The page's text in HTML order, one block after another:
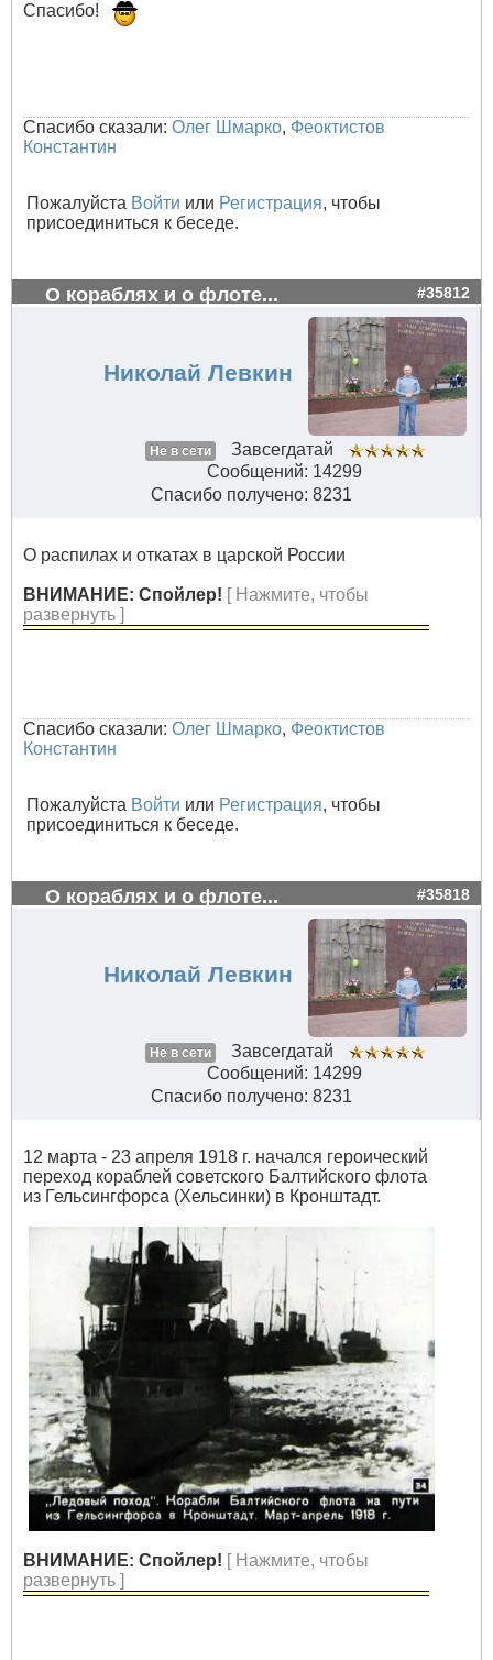
Спасибо!
Спасибо сказали: Олег Шмарко, Феоктистов
Константин
Пожалуйста Войти или Регистрация, чтобы
присоединиться к беседе.
О кораблях и о флоте... #35812
Николай Левкин
Не в сети
Завсегдатай
Сообщений: 14299
Спасибо получено: 8231
О распилах и откатах в царской России
ВНИМАНИЕ: Спойлер! [ Нажмите, чтобы
развернуть ]
Спасибо сказали: Олег Шмарко, Феоктистов
Константин
Пожалуйста Войти или Регистрация, чтобы
присоединиться к беседе.
О кораблях и о флоте... #35818
Николай Левкин
Не в сети
Завсегдатай
Сообщений: 14299
Спасибо получено: 8231
12 марта - 23 апреля 1918 г. начался героический
переход кораблей советского Балтийского флота
из Гельсингфорса (Хельсинки) в Кронштадт.
ВНИМАНИЕ: Спойлер! [ Нажмите, чтобы
развернуть ]